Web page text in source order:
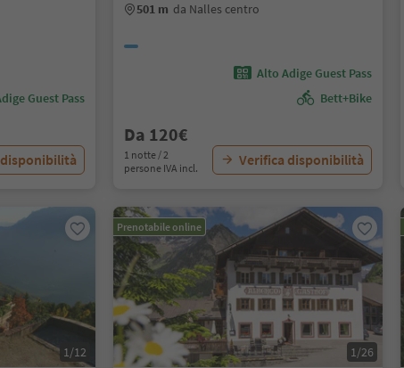
Guest Pass
501 m da Nalles centro
Alto Adige Guest Pass
Bett+Bike
Da 120€
1 notte / 2
persone IVA incl.
Verifica disponibilità
1/12
Prenotabile online
1/26